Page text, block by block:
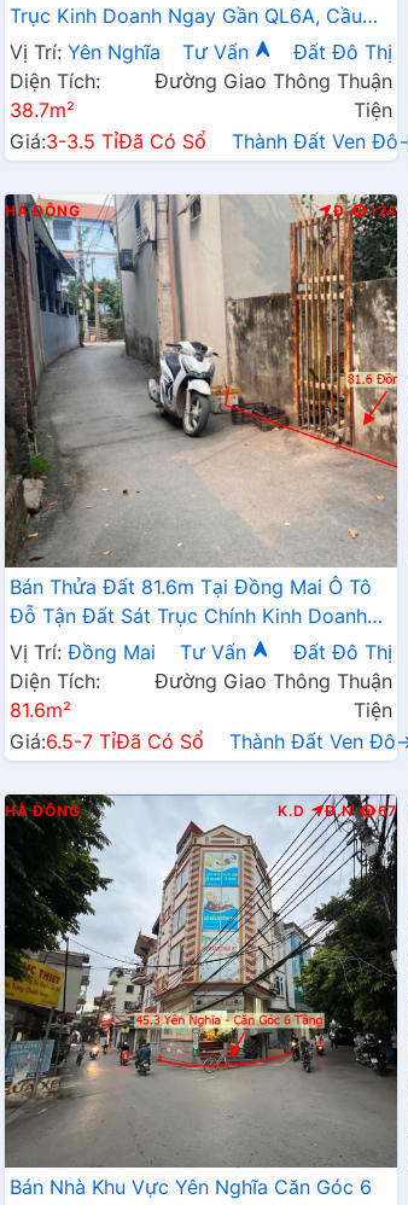
Trục Kinh Doanh Ngay Gần QL6A, Cầu
Mai Lĩnh Đang Mở Rộng
Vị Trí: Yên Nghĩa Tư Vấn
Đất Đô Thị
Diện Tích:
38.7m²
Đường Giao Thông Thuận
Tiện
Giá:3-3.5 TỉĐã Có Sổ Thành Đất Ven
HÀ ĐÔNG Đ 124
Bán Thửa Đất 81.6m Tại Đồng Mai Ô Tô
Đỗ Tận Đất Sát Trục Chính Kinh Doanh
Ngay Gần Khu Dịch Vụ Sinh Thái
Vị Trí: Đồng Mai Tư Vấn
Đất Đô Thị
Diện Tích:
81.6m²
Đường Giao Thông Thuận
Tiện
Giá:6.5-7 TỉĐã Có Sổ Thành Đất Ven
HÀ ĐÔNG K.D Đ.N 67
Bán Nhà Khu Vực Yên Nghĩa Căn Góc 6